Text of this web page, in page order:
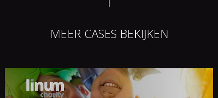
MEER CASES BEKIJKEN